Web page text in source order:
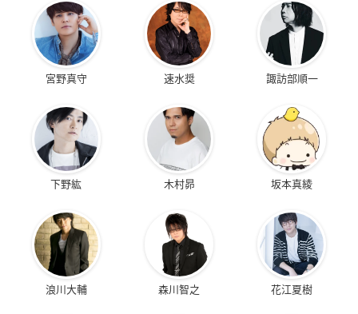
【完全生産限定特典】（DISC2枚組：本編DISC＋特典DISC）
・キャラクターデザイン・総作画監督 千葉道徳描き下ろし三方
背＆デジケース仕様
・特典CD：キャスト座談会CD Vol.2
・特製ブックレット
・オーディオコメンタリー
店舗共通購入特典
対象店舗にて商品をお買い求めいただいたお客様に、先着で下
全巻購入特典：描き下ろし全巻収納BOX
【対象店舗】
楽天ブックス（特典付きカートのみ対象）、セブンネットショ
ッピング、アニメイト、Amazon(【Amazon.co.jp限定】商品の
宮野真守 速水奨 諏訪部順一
下野紘 木村昴 坂本真綾
浪川大輔 森川智之 花江夏樹